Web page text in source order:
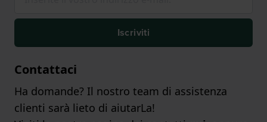
Iscriviti
Contattaci
Ha domande? Il nostro team di assistenza
clienti sarà lieto di aiutarLa!